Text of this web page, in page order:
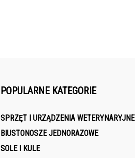
POPULARNE KATEGORIE
SPRZĘT I URZĄDZENIA WETERYNARYJNE
BIUSTONOSZE JEDNORAZOWE
SOLE I KULE